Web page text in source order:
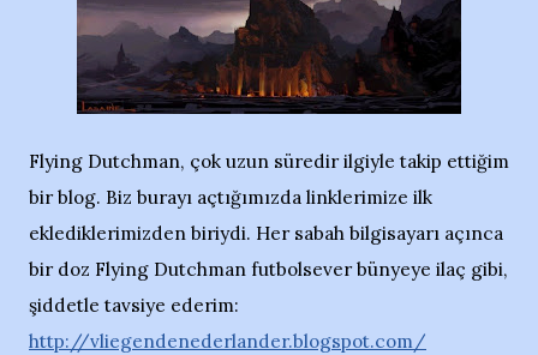
Flying Dutchman, çok uzun süredir ilgiyle takip ettiğim
bir blog. Biz burayı açtığımızda linklerimize ilk
eklediklerimizden biriydi. Her sabah bilgisayarı açınca
bir doz Flying Dutchman futbolsever bünyeye ilaç gibi,
şiddetle tavsiye ederim:
http://vliegendenederlander.blogspot.com/